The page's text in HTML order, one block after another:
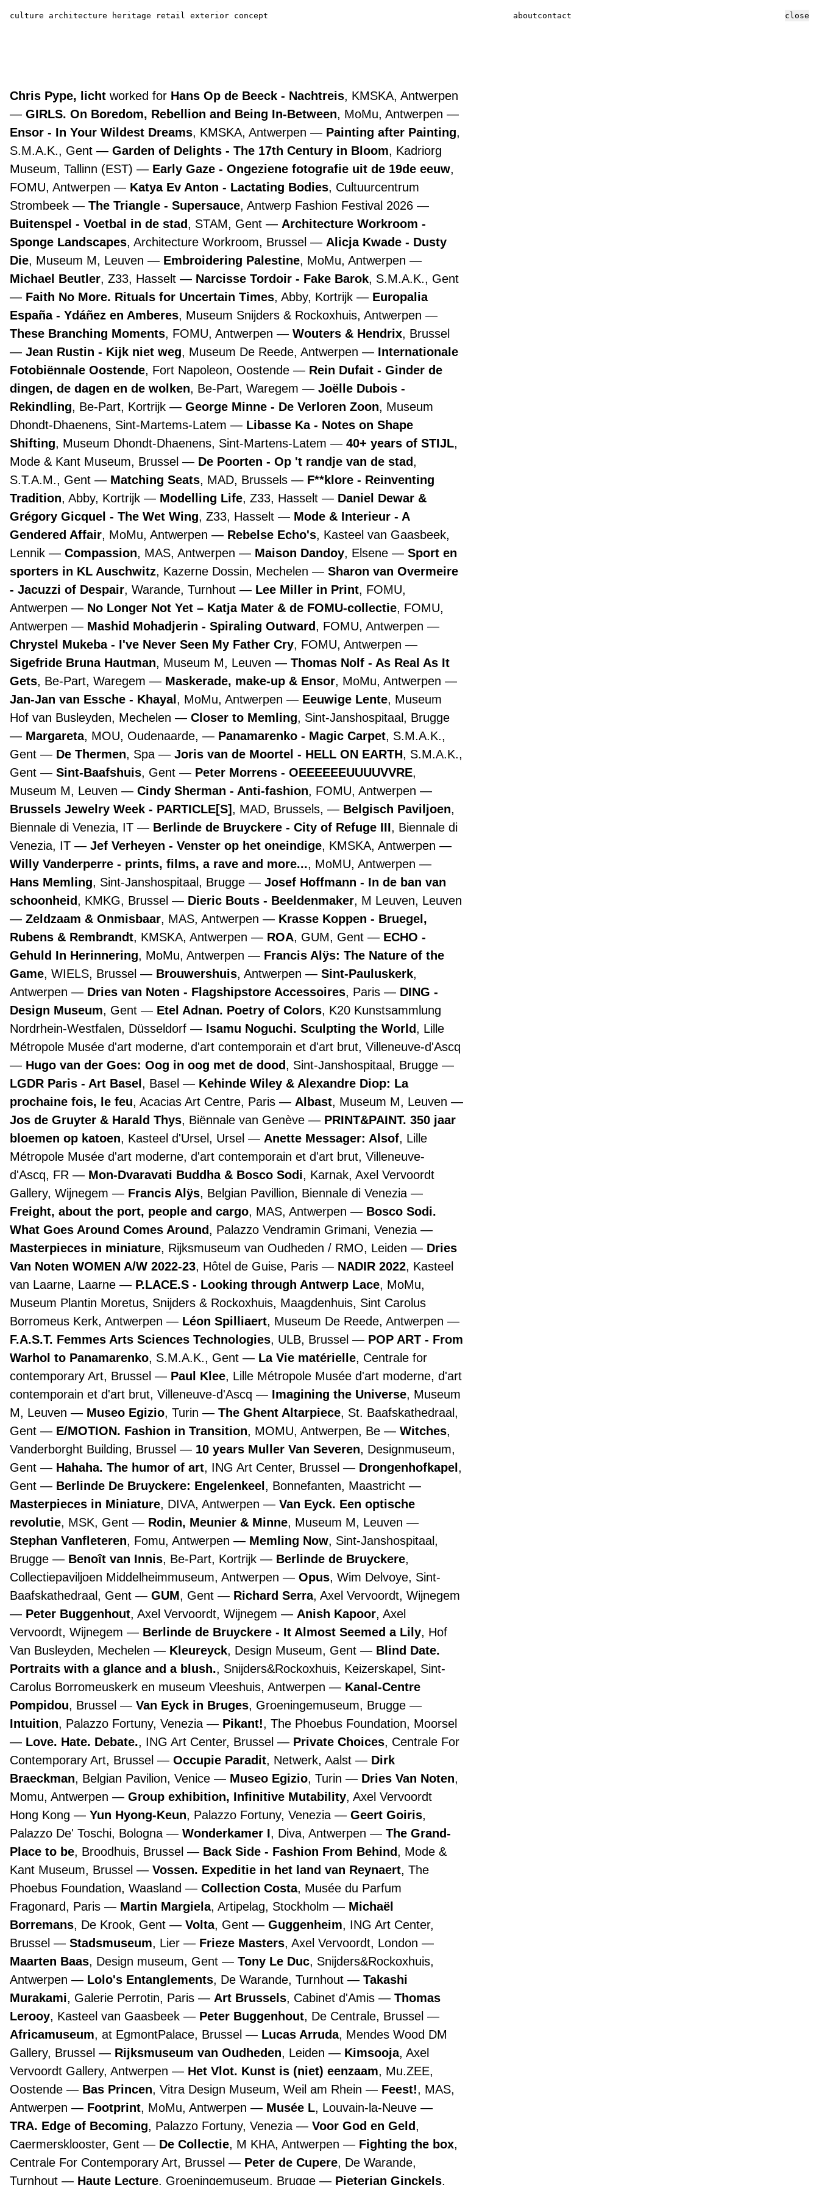
culture architecture heritage retail exterior concept aboutcontact
Chris Pype, licht worked for Hans Op de Beeck - Nachtreis, KMSKA, Antwerpen
GIRLS. On Boredom, Rebellion and Being In-Between, MoMu, Antwerpen
Ensor - In Your Wildest Dreams, KMSKA, Antwerpen Painting after Painting,
S.M.A.K., Gent
Garden of Delights - The 17th Century in Bloom, Kadriorg
Museum, Tallinn (EST)
Early Gaze - Ongeziene fotografie uit de 19de eeuw,
FOMU, Antwerpen
Katya Ev Anton - Lactating Bodies, Cultuurcentrum
Strombeek
The Triangle - Supersauce, Antwerp Fashion Festival 2026
Buitenspel - Voetbal in de stad, STAM, Gent
Architecture Workroom -
Sponge Landscapes, Architecture Workroom, Brussel
Alicja Kwade - Dusty
Die, Museum M, Leuven Embroidering Palestine, MoMu, Antwerpen
Michael Beutler, Z33, Hasselt Narcisse Tordoir - Fake Barok, S.M.A.K., Gent
Faith No More. Rituals for Uncertain Times, Abby, Kortrijk
Europalia
España - Ydáñez en Amberes, Museum Snijders & Rockoxhuis, Antwerpen
These Branching Moments, FOMU, Antwerpen Wouters & Hendrix, Brussel
Jean Rustin - Kijk niet weg, Museum De Reede, Antwerpen
Internationale
Fotobiënnale Oostende, Fort Napoleon, Oostende
Rein Dufait - Ginder de
dingen, de dagen en de wolken, Be-Part, Waregem
Joëlle Dubois -
Rekindling, Be-Part, Kortrijk George Minne - De Verloren Zoon, Museum
Dhondt-Dhaenens, Sint-Martems-Latem
Libasse Ka - Notes on Shape
Shifting, Museum Dhondt-Dhaenens, Sint-Martens-Latem 40+ years of STIJL,
Mode & Kant Museum, Brussel
De Poorten - Op 't randje van de stad,
S.T.A.M., Gent
Matching Seats, MAD, Brussels
F**klore - Reinventing
Tradition, Abby, Kortrijk Modelling Life, Z33, Hasselt
Daniel Dewar &
Grégory Gicquel - The Wet Wing, Z33, Hasselt
Mode & Interieur - A
Gendered Affair, MoMu, Antwerpen Rebelse Echo's, Kasteel van Gaasbeek,
Lennik
Compassion, MAS, Antwerpen Maison Dandoy, Elsene
Sport en
sporters in KL Auschwitz, Kazerne Dossin, Mechelen
Sharon van Overmeire
- Jacuzzi of Despair, Warande, Turnhout Lee Miller in Print, FOMU,
Antwerpen
No Longer Not Yet – Katja Mater & de FOMU-collectie, FOMU,
Antwerpen
Mashid Mohadjerin - Spiraling Outward, FOMU, Antwerpen
Chrystel Mukeba - I've Never Seen My Father Cry, FOMU, Antwerpen
Sigefride Bruna Hautman, Museum M, Leuven
Thomas Nolf - As Real As It
Gets, Be-Part, Waregem Maskerade, make-up & Ensor, MoMu, Antwerpen
Jan-Jan van Essche - Khayal , MoMu, Antwerpen Eeuwige Lente, Museum
Hof van Busleyden, Mechelen
Closer to Memling, Sint-Janshospitaal, Brugge
Margareta, MOU, Oudenaarde, Panamarenko - Magic Carpet, S.M.A.K.,
Gent
De Thermen, Spa Joris van de Moortel - HELL ON EARTH, S.M.A.K.,
Gent
Sint-Baafshuis, Gent Peter Morrens - OEEEEEEUUUUVVRE,
Museum M, Leuven
Cindy Sherman - Anti-fashion, FOMU, Antwerpen
Brussels Jewelry Week - PARTICLE[S] , MAD, Brussels, Belgisch Paviljoen,
Biennale di Venezia, IT
Berlinde de Bruyckere - City of Refuge III, Biennale di
Venezia, IT
Jef Verheyen - Venster op het oneindige, KMSKA, Antwerpen
Willy Vanderperre - prints, films, a rave and more..., MoMU, Antwerpen
Hans Memling, Sint-Janshospitaal, Brugge
Josef Hoffmann - In de ban van
schoonheid, KMKG, Brussel Dieric Bouts - Beeldenmaker, M Leuven, Leuven
Zeldzaam & Onmisbaar, MAS, Antwerpen
Krasse Koppen - Bruegel,
Rubens & Rembrandt, KMSKA, Antwerpen ROA, GUM, Gent
ECHO -
Gehuld In Herinnering, MoMu, Antwerpen
Francis Alÿs: The Nature of the
Game, WIELS, Brussel Brouwershuis, Antwerpen Sint-Pauluskerk,
Antwerpen
Dries van Noten - Flagshipstore Accessoires, Paris
DING -
Design Museum, Gent Etel Adnan. Poetry of Colors, K20 Kunstsammlung
Nordrhein-Westfalen, Düsseldorf
Isamu Noguchi. Sculpting the World, Lille
Métropole Musée d'art moderne, d'art contemporain et d'art brut, Villeneuve-d'Ascq
Hugo van der Goes: Oog in oog met de dood, Sint-Janshospitaal, Brugge
LGDR Paris - Art Basel , Basel
Kehinde Wiley & Alexandre Diop: La
prochaine fois, le feu, Acacias Art Centre, Paris Albast, Museum M, Leuven
Jos de Gruyter & Harald Thys, Biënnale van Genève
PRINT&PAINT. 350 jaar
bloemen op katoen, Kasteel d'Ursel, Ursel Anette Messager: Alsof, Lille
Métropole Musée d'art moderne, d'art contemporain et d'art brut, Villeneuve-
d'Ascq, FR
Mon-Dvaravati Buddha & Bosco Sodi, Karnak, Axel Vervoordt
Gallery, Wijnegem
Francis Alÿs, Belgian Pavillion, Biennale di Venezia
Freight, about the port, people and cargo, MAS, Antwerpen
Bosco Sodi.
What Goes Around Comes Around, Palazzo Vendramin Grimani, Venezia
Masterpieces in miniature, Rijksmuseum van Oudheden / RMO, Leiden
Dries
Van Noten WOMEN A/W 2022-23, Hôtel de Guise, Paris NADIR 2022, Kasteel
van Laarne, Laarne
P.LACE.S - Looking through Antwerp Lace, MoMu,
Museum Plantin Moretus, Snijders & Rockoxhuis, Maagdenhuis, Sint Carolus
Borromeus Kerk, Antwerpen
Léon Spilliaert, Museum De Reede, Antwerpen
F.A.S.T. Femmes Arts Sciences Technologies, ULB, Brussel
POP ART - From
Warhol to Panamarenko, S.M.A.K., Gent La Vie matérielle, Centrale for
contemporary Art, Brussel
Paul Klee, Lille Métropole Musée d'art moderne, d'art
contemporain et d'art brut, Villeneuve-d'Ascq
Imagining the Universe, Museum
M, Leuven
Museo Egizio, Turin The Ghent Altarpiece, St. Baafskathedraal,
Gent
E/MOTION. Fashion in Transition, MOMU, Antwerpen, Be Witches,
Vanderborght Building, Brussel
10 years Muller Van Severen, Designmuseum,
Gent
Hahaha. The humor of art, ING Art Center, Brussel Drongenhofkapel ,
Gent
Berlinde De Bruyckere: Engelenkeel , Bonnefanten, Maastricht
Masterpieces in Miniature, DIVA, Antwerpen
Van Eyck. Een optische
revolutie, MSK, Gent Rodin, Meunier & Minne, Museum M, Leuven
Stephan Vanfleteren, Fomu, Antwerpen Memling Now, Sint-Janshospitaal,
Brugge
Benoît van Innis, Be-Part, Kortrijk Berlinde de Bruyckere,
Collectiepaviljoen Middelheimmuseum, Antwerpen
Opus, Wim Delvoye, Sint-
Baafskathedraal, Gent
GUM, Gent Richard Serra, Axel Vervoordt, Wijnegem
Peter Buggenhout, Axel Vervoordt, Wijnegem Anish Kapoor, Axel
Vervoordt, Wijnegem
Berlinde de Bruyckere - It Almost Seemed a Lily, Hof
Van Busleyden, Mechelen
Kleureyck, Design Museum, Gent
Blind Date.
Portraits with a glance and a blush., Snijders&Rockoxhuis, Keizerskapel, Sint-
Carolus Borromeuskerk en museum Vleeshuis, Antwerpen
Kanal-Centre
Pompidou, Brussel Van Eyck in Bruges, Groeningemuseum, Brugge
Intuition, Palazzo Fortuny, Venezia Pikant!, The Phoebus Foundation, Moorsel
Love. Hate. Debate., ING Art Center, Brussel Private Choices, Centrale For
Contemporary Art, Brussel
Occupie Paradit, Netwerk, Aalst
Dirk
Braeckman, Belgian Pavilion, Venice Museo Egizio, Turin Dries Van Noten,
Momu, Antwerpen
Group exhibition, Infinitive Mutability, Axel Vervoordt
Hong Kong
Yun Hyong-Keun, Palazzo Fortuny, Venezia Geert Goiris,
Palazzo De' Toschi, Bologna
Wonderkamer I, Diva, Antwerpen
The Grand-
Place to be, Broodhuis, Brussel Back Side - Fashion From Behind, Mode &
Kant Museum, Brussel
Vossen. Expeditie in het land van Reynaert, The
Phoebus Foundation, Waasland
Collection Costa, Musée du Parfum
Fragonard, Paris
Martin Margiela, Artipelag, Stockholm
Michaël
Borremans, De Krook, Gent Volta, Gent Guggenheim, ING Art Center,
Brussel
Stadsmuseum, Lier Frieze Masters, Axel Vervoordt, London
Maarten Baas, Design museum, Gent Tony Le Duc, Snijders&Rockoxhuis,
Antwerpen
Lolo's Entanglements, De Warande, Turnhout
Takashi
Murakami, Galerie Perrotin, Paris Art Brussels, Cabinet d'Amis
Thomas
Lerooy, Kasteel van Gaasbeek Peter Buggenhout, De Centrale, Brussel
Africamuseum, at EgmontPalace, Brussel Lucas Arruda, Mendes Wood DM
Gallery, Brussel
Rijksmuseum van Oudheden, Leiden Kimsooja, Axel
Vervoordt Gallery, Antwerpen
Het Vlot. Kunst is (niet) eenzaam, Mu.ZEE,
Oostende
Bas Princen, Vitra Design Museum, Weil am Rhein Feest!, MAS,
Antwerpen
Footprint, MoMu, Antwerpen Musée L, Louvain-la-Neuve
TRA. Edge of Becoming, Palazzo Fortuny, Venezia Voor God en Geld,
Caermersklooster, Gent
De Collectie, M KHA, Antwerpen Fighting the box,
Centrale For Contemporary Art, Brussel
Peter de Cupere, De Warande,
Turnhout
Haute Lecture, Groeningemuseum, Brugge Pieterjan Ginckels,
close